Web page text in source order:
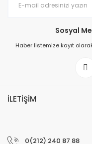
Sosyal
Haber listemize kayıt
İLETİŞİM
0(212) 240 87 88